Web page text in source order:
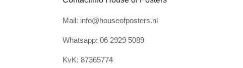
Mail: info@houseofposters.nl
Whatsapp: 06 2929 5089
KvK: 87365774